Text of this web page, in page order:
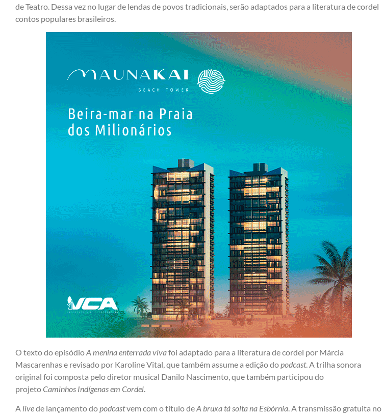
de Teatro. Dessa vez no lugar de lendas de povos tradicionais, serão adaptados para a literatura de cordel
contos populares brasileiros.
O texto do episódioA menina enterrada vivafoi adaptado para a literatura de cordel por Márcia
Mascarenhas e revisado por Karoline Vital, que também assume a edição dopodcast. A trilha sonora
original foi composta pelo diretor musical Danilo Nascimento, que também participou do
projetoCaminhos Indígenas em Cordel.
A livede lançamento dopodcastvem com o título deA bruxa tá solta na Esbórnia. A transmissão gratuita no